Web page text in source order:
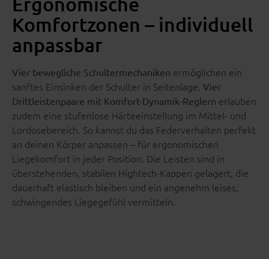
Komfortzonen – individuell
anpassbar
Vier bewegliche Schultermechaniken ermöglichen ein
sanftes Einsinken der Schulter in Seitenlage. Vier
Drittleistenpaare mit Komfort-Dynamik-Reglern erlauben
zudem eine stufenlose Härteeinstellung im Mittel- und
Lordosebereich. So kannst du das Federverhalten perfekt
an deinen Körper anpassen – für ergonomischen
Liegekomfort in jeder Position. Die Leisten sind in
überstehenden, stabilen Hightech-Kappen gelagert, die
dauerhaft elastisch bleiben und ein angenehm leises,
schwingendes Liegegefühl vermitteln.